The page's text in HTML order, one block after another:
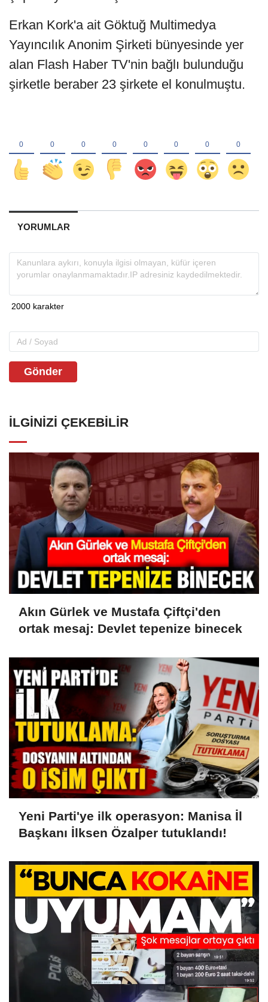
Erkan Kork'a ait Göktuğ Multimedya
Yayıncılık Anonim Şirketi bünyesinde yer
alan Flash Haber TV'nin bağlı bulunduğu
şirketle beraber 23 şirkete el konulmuştu.
YORUMLAR
Gönder
İLGINIZI ÇEKEBILIR
Akın Gürlek ve Mustafa Çiftçi'den
ortak mesaj: Devlet tepenize binecek
Yeni Parti'ye ilk operasyon: Manisa İl
Başkanı İlksen Özalper tutuklandı!